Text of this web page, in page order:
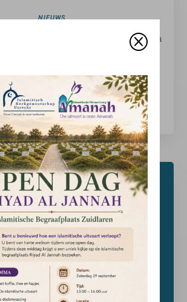
NIEUWS
wa raḥmatullāhi wa barakātuh, Ma
zijn overweldigd door de grote interesse
in Tiel. Moge Allah jullie allemaal rijkelijk
bereidheid om bij te dragen aan dit...
LEES MEER
meer islamitische
Wij zijn ook
waarom zouden we in
begraven worden.
nieuws/2025/02/25/steeds-meer-
wij-zijn-ook-nederlanders-
we-in-marokko-begraven-worden-
a4884325
Q